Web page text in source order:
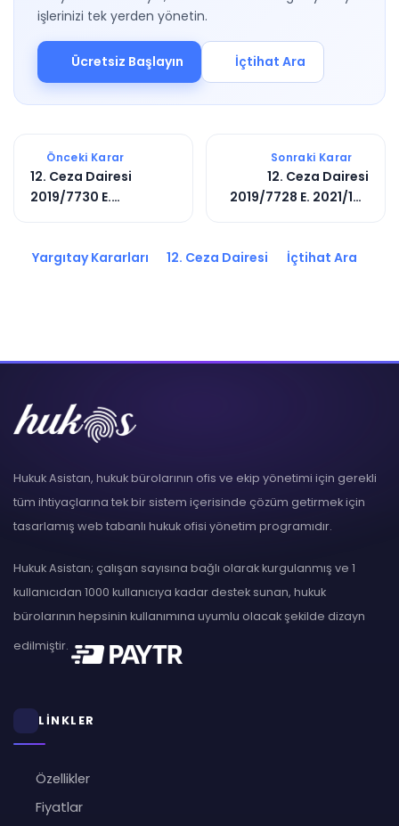
işlerinizi tek yerden yönetin.
Ücretsiz Başlayın İçtihat Ara
Önceki Karar
12. Ceza Dairesi
2019/7730 E.
Sonraki Karar
12. Ceza Dairesi
2019/7728 E. 2021/133
Yargıtay Kararları 12. Ceza Dairesi İçtihat Ara
Hukuk Asistan, hukuk bürolarının ofis ve ekip yönetimi için gerekli
tüm ihtiyaçlarına tek bir sistem içerisinde çözüm getirmek için
tasarlamış web tabanlı hukuk ofisi yönetim programıdır.
Hukuk Asistan; çalışan sayısına bağlı olarak kurgulanmış ve 1
kullanıcıdan 1000 kullanıcıya kadar destek sunan, hukuk
bürolarının hepsinin kullanımına uyumlu olacak şekilde dizayn
edilmiştir.
LİNKLER
Özellikler
Fiyatlar